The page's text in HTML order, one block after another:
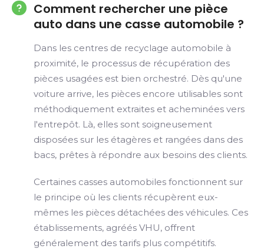
Comment rechercher une pièce
auto dans une casse automobile ?
Dans les centres de recyclage automobile à
proximité, le processus de récupération des
pièces usagées est bien orchestré. Dès qu'une
voiture arrive, les pièces encore utilisables sont
méthodiquement extraites et acheminées vers
l'entrepôt. Là, elles sont soigneusement
disposées sur les étagères et rangées dans des
bacs, prêtes à répondre aux besoins des clients.
Certaines casses automobiles fonctionnent sur
le principe où les clients récupèrent eux-
mêmes les pièces détachées des véhicules. Ces
établissements, agréés VHU, offrent
généralement des tarifs plus compétitifs.